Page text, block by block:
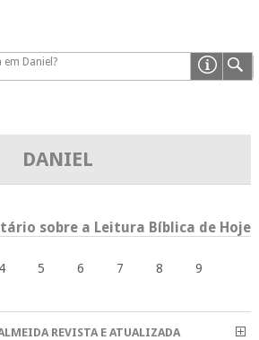
Daniel?
DANIEL
sobre a Leitura Bíblica de Hoje
4 5 6 7 8
9
REVISTA E ATUALIZADA